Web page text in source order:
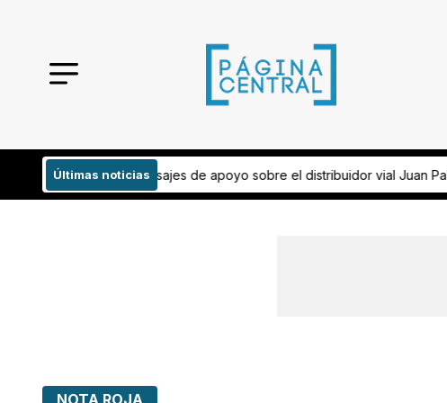
Últimas noticias
sobre el distribuidor vial Juan Pablo II¡Work done! León arranca
NOTA ROJA